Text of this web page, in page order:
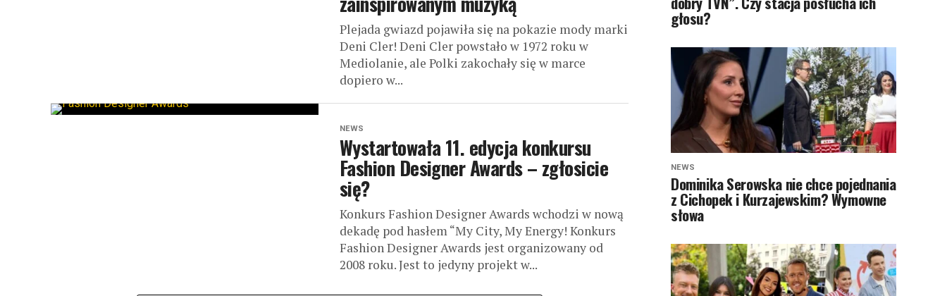
Plejada gwiazd pojawiła się na pokazie mody marki
Deni Cler! Deni Cler powstało w 1972 roku w
Mediolanie, ale Polki zakochały się w marce
dopiero w...
NEWS
Wystartowała 11. edycja konkursu
Fashion Designer Awards – zgłosicie
się?
Konkurs Fashion Designer Awards wchodzi w nową
dekadę pod hasłem “My City, My Energy! Konkurs
Fashion Designer Awards jest organizowany od
2008 roku. Jest to jedyny projekt w...
głosu?
NEWS
Dominika Serowska nie chce pojednania
z Cichopek i Kurzajewskim? Wymowne
słowa